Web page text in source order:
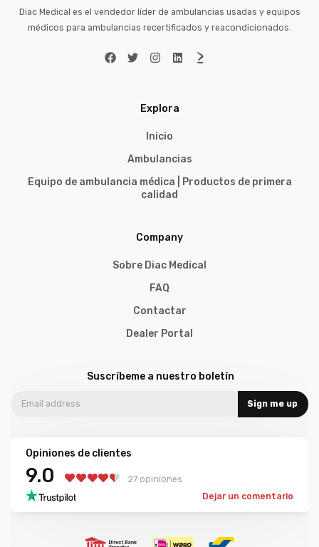
Diac Medical es el vendedor líder de ambulancias usadas y equipos
médicos para ambulancias recertificados y reacondicionados.
Explora
Inicio
Ambulancias
Equipo de ambulancia médica | Productos de primera
calidad
Company
Sobre Diac Medical
FAQ
Contactar
Dealer Portal
Suscríbeme a nuestro boletín
Sign me up
Opiniones de clientes
9.0
27 opiniones
Dejar un comentario